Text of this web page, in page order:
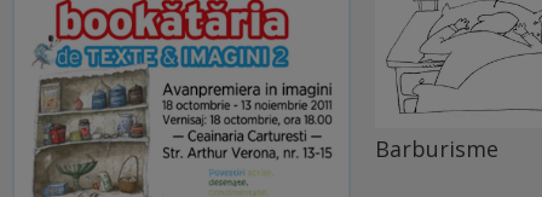
Barburisme